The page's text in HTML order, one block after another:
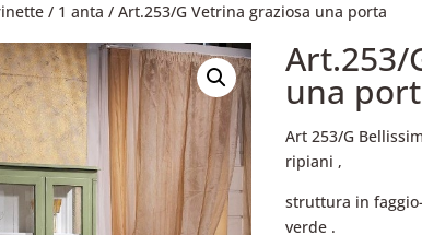
/ 1 anta / Art.253/G Vetrina graziosa una porta
Art.253/
una
Art 253/G
ripiani ,
struttura in
verde .